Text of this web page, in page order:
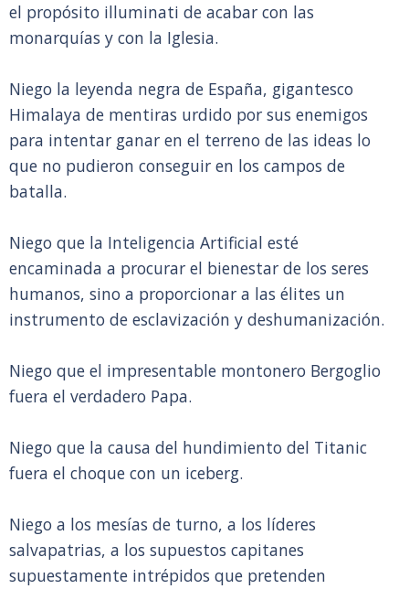
el propósito illuminati de acabar con las
monarquías y con la Iglesia.
Niego la leyenda negra de España, gigantesco
Himalaya de mentiras urdido por sus enemigos
para intentar ganar en el terreno de las ideas lo
que no pudieron conseguir en los campos de
batalla.
Niego que la Inteligencia Artificial esté
encaminada a procurar el bienestar de los seres
humanos, sino a proporcionar a las élites un
instrumento de esclavización y deshumanización.
Niego que el impresentable montonero Bergoglio
fuera el verdadero Papa.
Niego que la causa del hundimiento del Titanic
fuera el choque con un iceberg.
Niego a los mesías de turno, a los líderes
salvapatrias, a los supuestos capitanes
supuestamente intrépidos que pretenden